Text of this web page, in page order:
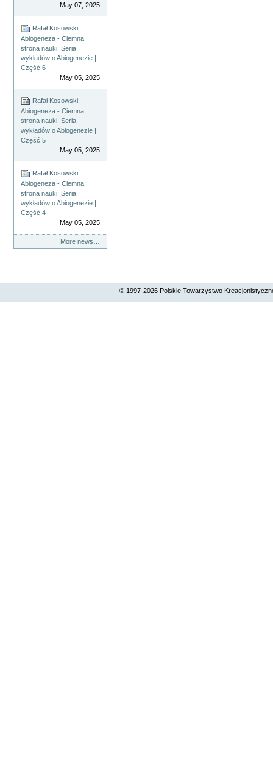
May 07, 2025
Rafał Kosowski,
Abiogeneza - Ciemna
strona nauki: Seria
wykładów o Abiogenezie |
Część 6
May 05, 2025
Rafał Kosowski,
Abiogeneza - Ciemna
strona nauki: Seria
wykładów o Abiogenezie |
Część 5
May 05, 2025
Rafał Kosowski,
Abiogeneza - Ciemna
strona nauki: Seria
wykładów o Abiogenezie |
Część 4
May 05, 2025
More news…
© 1997-2026Polskie Towarzystwo